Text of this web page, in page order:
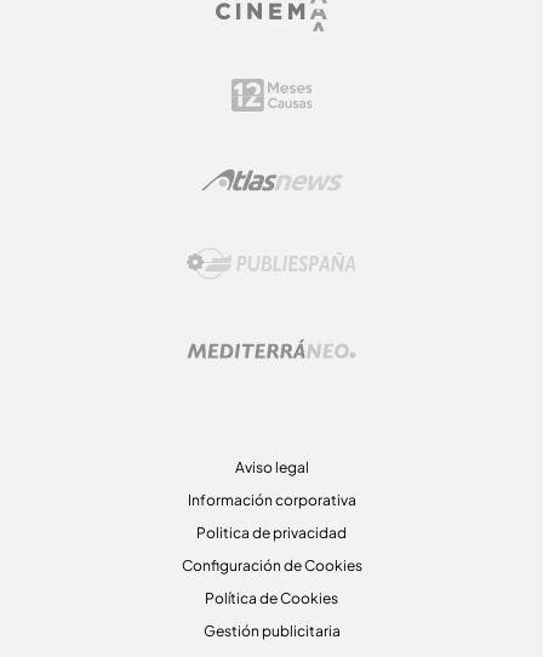
Aviso legal
Información corporativa
Politica de privacidad
Configuración de Cookies
Política de Cookies
Gestión publicitaria